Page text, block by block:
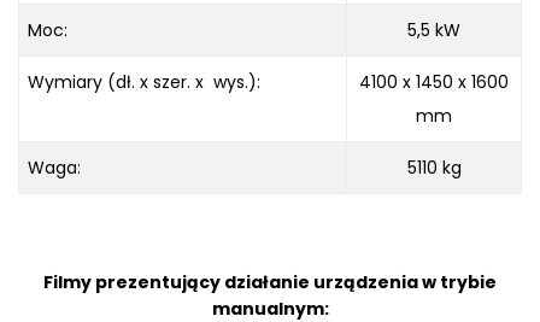
Moc: 5,5 kW
Wymiary (dł. x szer. x wys.):
4100 x 1450 x 1600
mm
Waga: 5110 kg
Filmy prezentujący działanie urządzenia w trybie
manualnym: